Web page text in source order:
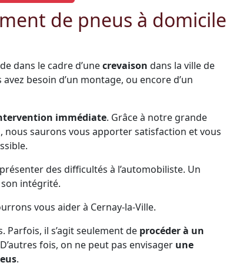
de pneus à domicile
dans le cadre d’unecrevaison dans la ville de
besoin d’un montage, ou encore d’un
immédiate. Grâce à notre grande
nous saurons vous apporter satisfaction et vous
des difficultés à l’automobiliste. Un
intégrité.
vous aider à Cernay-la-Ville.
Parfois, il s’agit seulement de procéder à un
fois, on ne peut pas envisager une
.